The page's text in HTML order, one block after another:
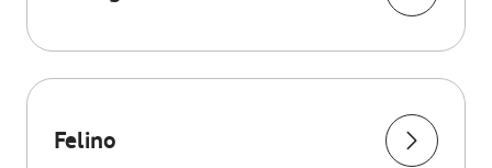
Felino